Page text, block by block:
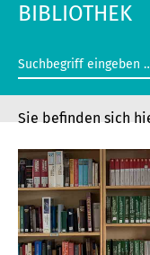
BIBLIOTHEK